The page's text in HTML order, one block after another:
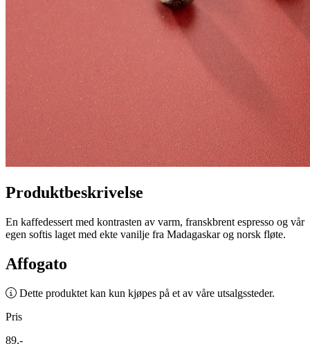
Produktbeskrivelse
En kaffedessert med kontrasten av varm, franskbrent espresso og vår
egen softis laget med ekte vanilje fra Madagaskar og norsk fløte.
Affogato
Dette produktet kan kun kjøpes på et av våre utsalgssteder.
Pris
89,-